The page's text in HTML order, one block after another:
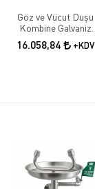
Göz ve Vücut Duşu
Kombine Galvaniz
Boyalı
16.058,84 +KDV